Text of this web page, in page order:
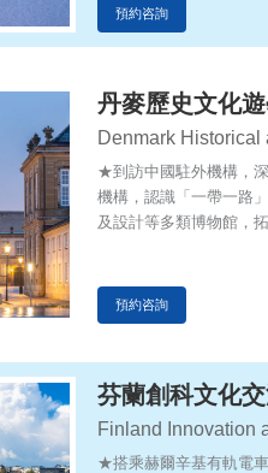
預約咨詢
丹麥歷史文化
Denmark Historical
★到訪中國駐外機構，
機構，認識「一帶一路
及設計等多類博物館，
預約咨詢
芬蘭創科文化
Finland Innovation
★搭乘赫爾辛基有軌電